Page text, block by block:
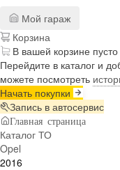
Мой гараж
Корзина
В вашей корзине пусто
Перейдите в каталог и
можете посмотреть
Начать покупки
Запись в автосервис
Главная страница
Каталог ТО
Opel
2016